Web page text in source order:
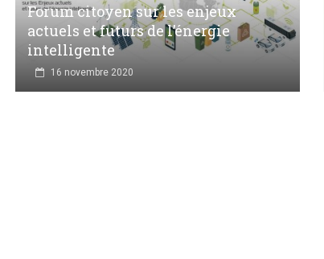
Forum citoyen sur les enjeux
actuels et futurs de l’énergie
intelligente
16 novembre 2020